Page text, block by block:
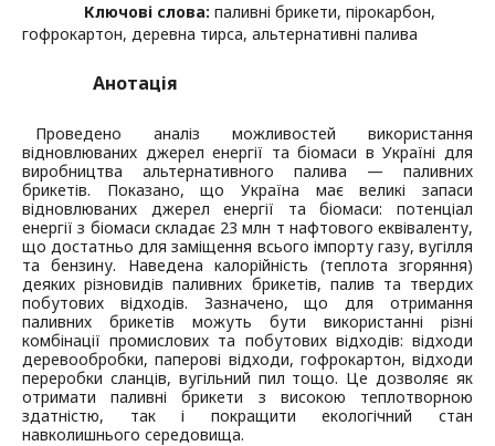
Ключові слова: паливні брикети, пірокарбон,
гофрокартон, деревна тирса, альтернативні палива
Анотація
Проведено аналіз можливостей використання
відновлюваних джерел енергії та біомаси в Україні для
виробництва альтернативного палива — паливних
брикетів. Показано, що Україна має великі запаси
відновлюваних джерел енергії та біомаси: потенціал
енергії з біомаси складає 23 млн т нафтового еквіваленту,
що достатньо для заміщення всього імпорту газу, вугілля
та бензину. Наведена калорійність (теплота згоряння)
деяких різновидів паливних брикетів, палив та твердих
побутових відходів. Зазначено, що для отримання
паливних брикетів можуть бути використанні різні
комбінації промислових та побутових відходів: відходи
деревообробки, паперові відходи, гофрокартон, відходи
переробки сланців, вугільний пил тощо. Це дозволяє як
отримати паливні брикети з високою теплотворною
здатністю, так і покращити екологічний стан
навколишнього середовища.